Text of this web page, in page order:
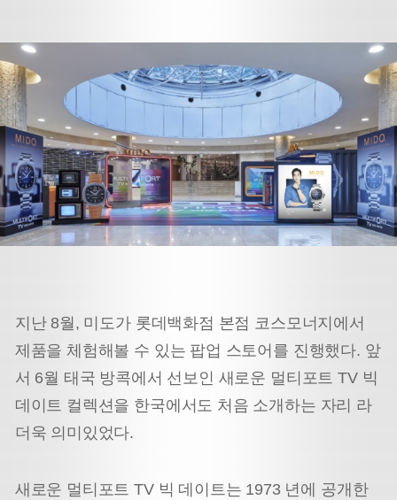
지난 8월, 미도가 롯데백화점 본점 코스모너지에서
제품을 체험해볼 수 있는 팝업 스토어를 진행했다. 앞
서 6월 태국 방콕에서 선보인 새로운 멀티포트 TV 빅
데이트 컬렉션을 한국에서도 처음 소개하는 자리 라
더욱 의미있었다.
새로운 멀티포트 TV 빅 데이트는 1973 년에 공개한